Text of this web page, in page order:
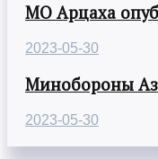
МО Арцаха
2023-05-30
Минобороны
2023-05-30